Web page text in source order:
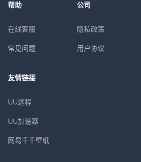
帮助
在线客服
常见问题
公司
隐私政策
用户协议
友情链接
UU远程
UU加速器
网易千千壁纸